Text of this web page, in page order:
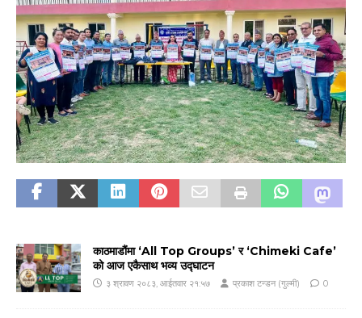
काठमाडौंमा ‘All Top Groups’ र ‘Chimeki Cafe’
को आज एकैसाथ भव्य उद्घाटन
३ श्रावण २०८३, आईतवार २१:५७ प्रकाश टन्डन (गुल्मी) 0